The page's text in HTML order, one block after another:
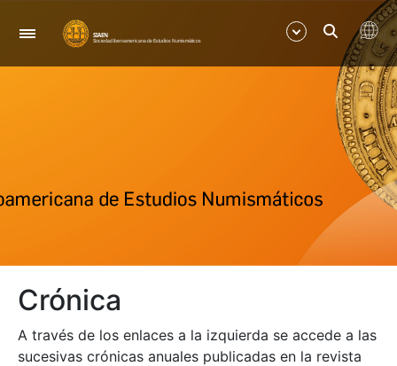
Nabigazioa
Crónica
A través de los enlaces a la izquierda se accede a las
sucesivas crónicas anuales publicadas en la revista